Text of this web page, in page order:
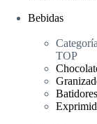
Bebidas
TOP